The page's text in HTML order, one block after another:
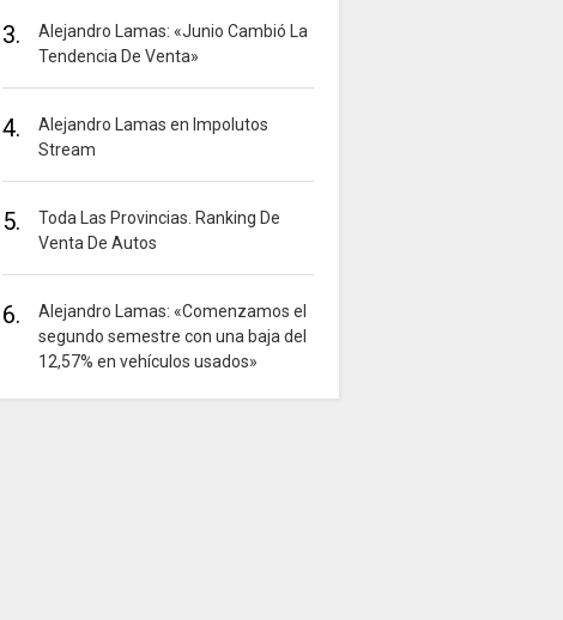
3.
Alejandro Lamas: «Junio Cambió La
Tendencia De Venta»
4.
Alejandro Lamas en Impolutos
Stream
5.
Toda Las Provincias. Ranking De
Venta De Autos
6.
Alejandro Lamas: «Comenzamos el
segundo semestre con una baja del
12,57% en vehículos usados»